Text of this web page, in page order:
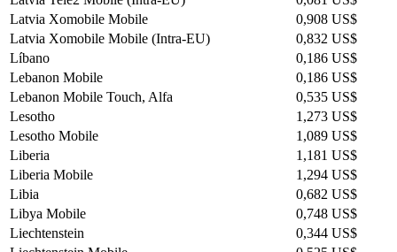
Latvia Xomobile Mobile
0,908 US$
Latvia Xomobile Mobile (Intra-EU)
0,832 US$
Líbano
0,186 US$
Lebanon Mobile
0,186 US$
Lebanon Mobile Touch, Alfa
0,535 US$
Lesotho
1,273 US$
Lesotho Mobile
1,089 US$
Liberia
1,181 US$
Liberia Mobile
1,294 US$
Libia
0,682 US$
Libya Mobile
0,748 US$
Liechtenstein
0,344 US$